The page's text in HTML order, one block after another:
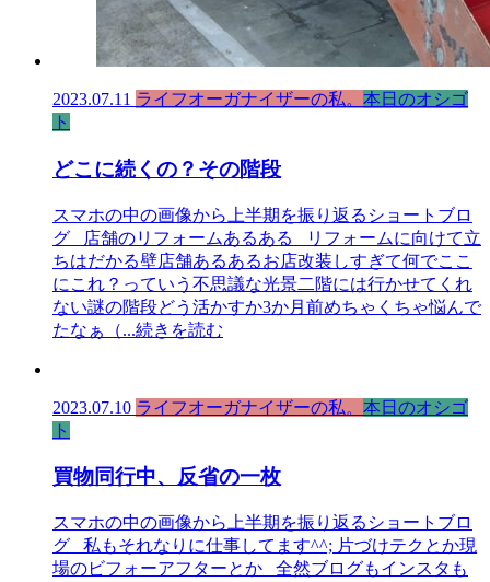
2023.07.11 ライフオーガナイザーの私。 本日のオシゴ
ト
どこに続くの？その階段
スマホの中の画像から上半期を振り返るショートブロ
グ 店舗のリフォームあるある リフォームに向けて立
ちはだかる壁店舗あるあるお店改装しすぎて何でここ
にこれ？っていう不思議な光景二階には行かせてくれ
ない謎の階段どう活かすか3か月前めちゃくちゃ悩んで
たなぁ（...続きを読む
2023.07.10 ライフオーガナイザーの私。 本日のオシゴ
ト
買物同行中、反省の一枚
スマホの中の画像から上半期を振り返るショートブロ
グ 私もそれなりに仕事してます^^; 片づけテクとか現
場のビフォーアフターとか 全然ブログもインスタも